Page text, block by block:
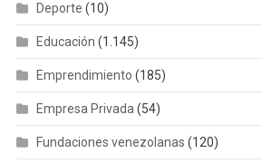
Deporte (10)
Educación (1.145)
Emprendimiento (185)
Empresa Privada(54)
Fundaciones venezolanas (120)